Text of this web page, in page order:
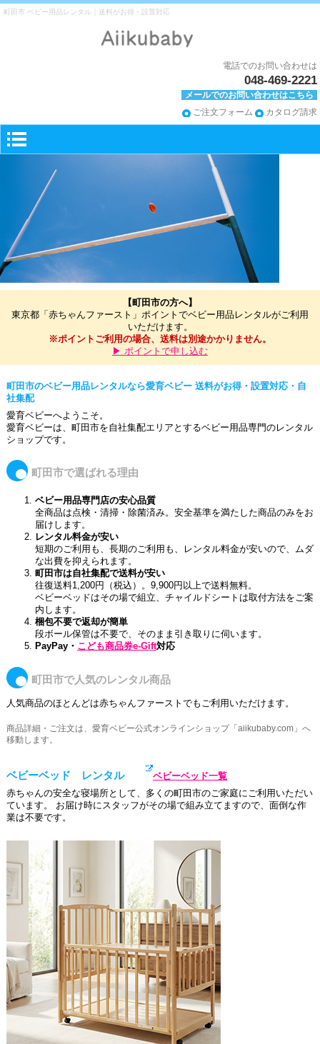
町田市 ベビー用品レンタル｜送料がお得・設置対応
電話でのお問い合わせは
048-469-2221
メールでのお問い合わせはこちら
ご注文フォーム
カタログ請求
【町田市の方へ】
東京都「赤ちゃんファースト」ポイントでベビー用品レンタルがご利用
いただけます。
※ポイントご利用の場合、送料は別途かかりません。
▶ ポイントで申し込む
町田市のベビー用品レンタルなら愛育ベビー 送料がお得・設置対応・自
社集配
愛育ベビーへようこそ。
愛育ベビーは、町田市を自社集配エリアとするベビー用品専門のレンタル
ショップです。
町田市で選ばれる理由
ベビー用品専門店の安心品質
全商品は点検・清掃・除菌済み。安全基準を満たした商品のみをお
届けします。
レンタル料金が安い
短期のご利用も、長期のご利用も、レンタル料金が安いので、ムダ
な出費を抑えられます。
町田市は自社集配で送料が安い
往復送料1,200円（税込）。9,900円以上で送料無料。
ベビーベッドはその場で組立、チャイルドシートは取付方法をご案
内します。
梱包不要で返却が簡単
段ボール保管は不要で、そのまま引き取りに伺います。
PayPay・ こども商品券e-Gift対応
町田市で人気のレンタル商品
人気商品のほとんどは赤ちゃんファーストでもご利用いただけます。
商品詳細・ご注文は、愛育ベビー公式オンラインショップ「aiikubaby.com」へ
移動します。
ベビーベッド レンタル
ベビーベッド一覧
赤ちゃんの安全な寝場所として、多くの町田市のご家庭にご利用いただい
ています。 お届け時にスタッフがその場で組み立てますので、面倒な作
業は不要です。